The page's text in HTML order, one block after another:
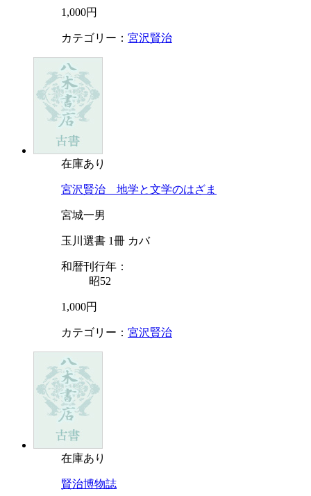
1,000円
カテゴリー： 宮沢賢治
在庫あり
宮沢賢治 地学と文学のはざま
宮城一男
玉川選書 1冊 カバ
和暦刊行年：
昭52
1,000円
カテゴリー： 宮沢賢治
在庫あり
賢治博物誌